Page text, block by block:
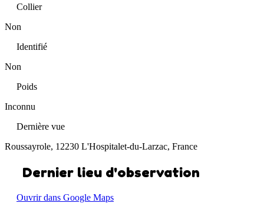
Collier
Non
Identifié
Non
Poids
Inconnu
Dernière vue
Roussayrole, 12230 L'Hospitalet-du-Larzac, France
Dernier lieu d'observation
Ouvrir dans Google Maps